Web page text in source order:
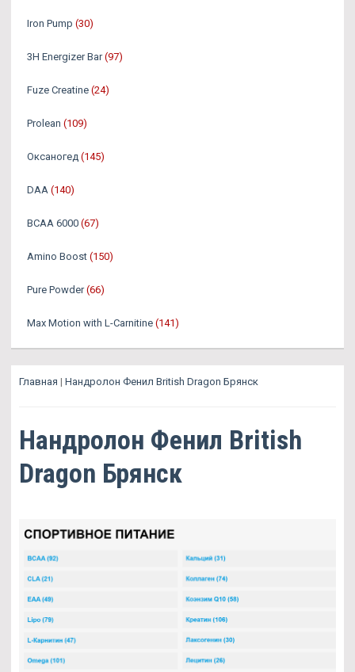
Iron Pump (30)
3H Energizer Bar (97)
Fuze Creatine (24)
Prolean (109)
Оксаногед (145)
DAA (140)
BCAA 6000 (67)
Amino Boost (150)
Pure Powder (66)
Max Motion with L-Carnitine (141)
Главная | Нандролон Фенил British Dragon Брянск
Нандролон Фенил British
Dragon Брянск